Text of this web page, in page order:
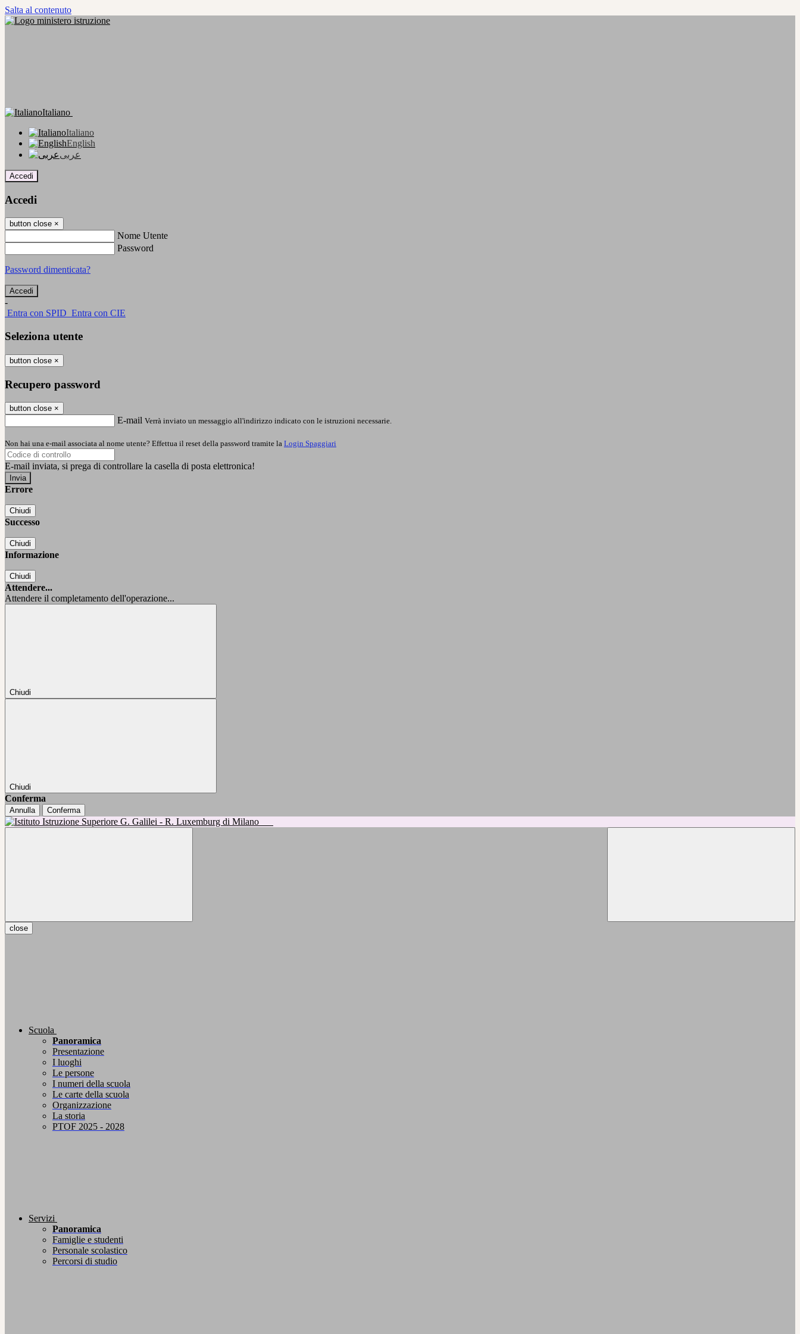
Salta al contenuto
Italiano
Italiano
English
عربى
Accedi
Accedi
button close ×
Nome Utente
Password
Password dimenticata?
-
Entra con SPID Entra con CIE
Seleziona utente
button close ×
Recupero password
button close ×
E-mail Verrà inviato un messaggio all'indirizzo indicato con le istruzioni necessarie.
Non hai una e-mail associata al nome utente? Effettua il reset della password tramite la Login Spaggiari
E-mail inviata, si prega di controllare la casella di posta elettronica!
Errore
Chiudi
Successo
Chiudi
Informazione
Chiudi
Attendere...
Attendere il completamento dell'operazione...
Chiudi
Chiudi
Conferma
Annulla Conferma
close
Scuola
Panoramica
Presentazione
I luoghi
Le persone
I numeri della scuola
Le carte della scuola
Organizzazione
La storia
PTOF 2025 - 2028
Servizi
Panoramica
Famiglie e studenti
Personale scolastico
Percorsi di studio